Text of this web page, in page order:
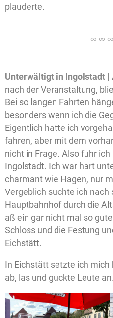
plauderte.
Unterwältigt in Ingolstadt |
nach der Veranstaltung,
Bei so langen Fahrten
besonders wenn ich die
Eigentlich hatte ich
fahren, aber mit dem
nicht in Frage. Also fuhr
Ingolstadt. Ich war hart
charmant wie Hagen, nur
Vergeblich suchte ich nach
Hauptbahnhof durch die
aß ein gar nicht mal so
Schloss und die Festung
Eichstätt.
In Eichstätt setzte ich mich
ab, las und guckte Leute an.